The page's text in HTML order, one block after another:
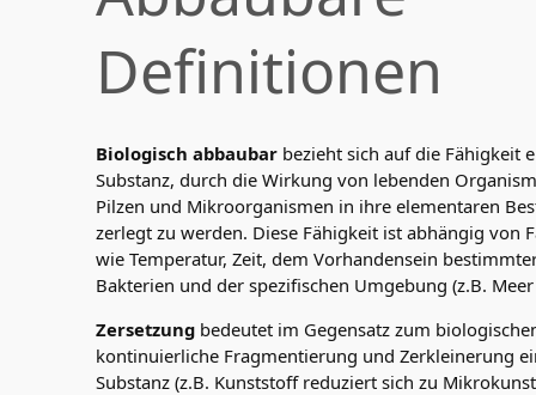
Definitionen
Biologisch abbaubarbezieht sich auf die Fähigkeit
Substanz, durch die Wirkung von lebenden
Pilzen und Mikroorganismen in ihre elementaren
zerlegt zu werden. Diese Fähigkeit ist abhängig von
wie Temperatur, Zeit, dem Vorhandensein
Bakterien und der spezifischen Umgebung (z.B.
Zersetzungbedeutet im Gegensatz zum
kontinuierliche Fragmentierung und Zerkleinerung
Substanz (z.B. Kunststoff reduziert sich zu